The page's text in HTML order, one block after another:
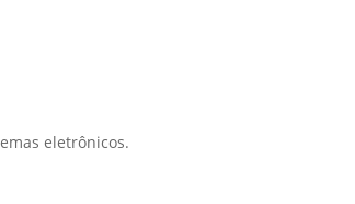
eletrônicos.